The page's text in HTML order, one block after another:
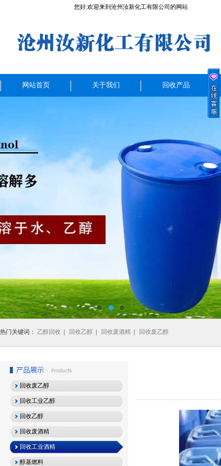
您好:欢迎来到沧州汝新化工有限公司的网站
网站首页 关于我们 回收产品
热门关键词： 乙醇回收 回收乙醇 回收废酒精 回收废乙醇
回收废乙醇
回收工业乙醇
回收乙醇
回收废酒精
回收工业酒精
醇基燃料